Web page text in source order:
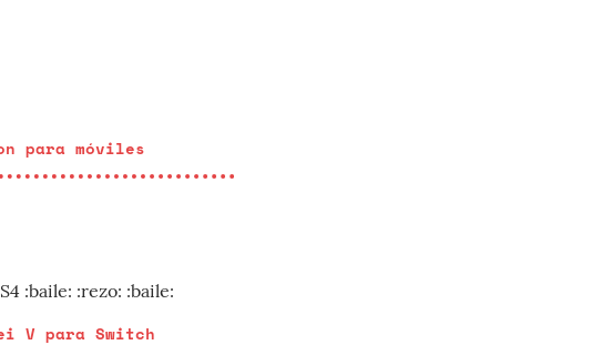
para móviles
:baile: :rezo: :baile:
V para Switch